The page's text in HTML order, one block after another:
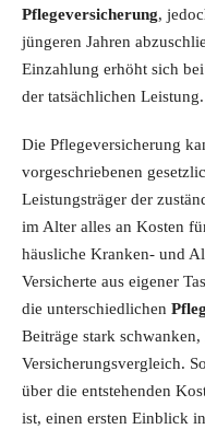
Pflegeversicherung,
jüngeren Jahren
Einzahlung erhöht sich
der tatsächlichen Leistung.
Die Pflegeversicherung
vorgeschriebenen
Leistungsträger der
im Alter alles an Kosten
häusliche Kranken- und
Versicherte aus eigener
die unterschiedlichen
Beiträge stark
Versicherungsvergleich.
über die entstehenden
ist, einen ersten Einblick